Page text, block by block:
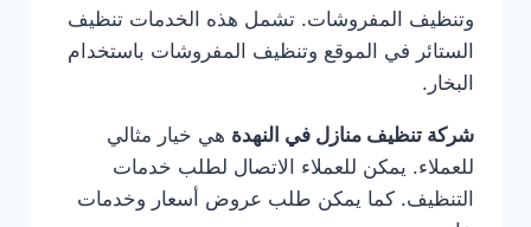
وتنظيف المفروشات. تشمل هذه الخدمات تنظيف
الستائر في الموقع وتنظيف المفروشات باستخدام
البخار.
شركة تنظيف منازل في النهدة هي خيار مثالي
للعملاء. يمكن للعملاء الاتصال لطلب خدمات
التنظيف. كما يمكن طلب عروض أسعار وخدمات